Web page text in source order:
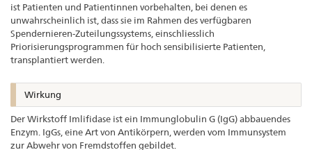
ist Patienten und Patientinnen vorbehalten, bei denen es
unwahrscheinlich ist, dass sie im Rahmen des verfügbaren
Spendernieren-Zuteilungssystems, einschliesslich
Priorisierungsprogrammen für hoch sensibilisierte Patienten,
transplantiert werden.
Wirkung
Der Wirkstoff Imlifidase ist ein Immunglobulin G (IgG) abbauendes
Enzym. IgGs, eine Art von Antikörpern, werden vom Immunsystem
zur Abwehr von Fremdstoffen gebildet.